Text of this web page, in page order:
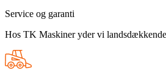
Service og garanti
Hos TK Maskiner yder vi